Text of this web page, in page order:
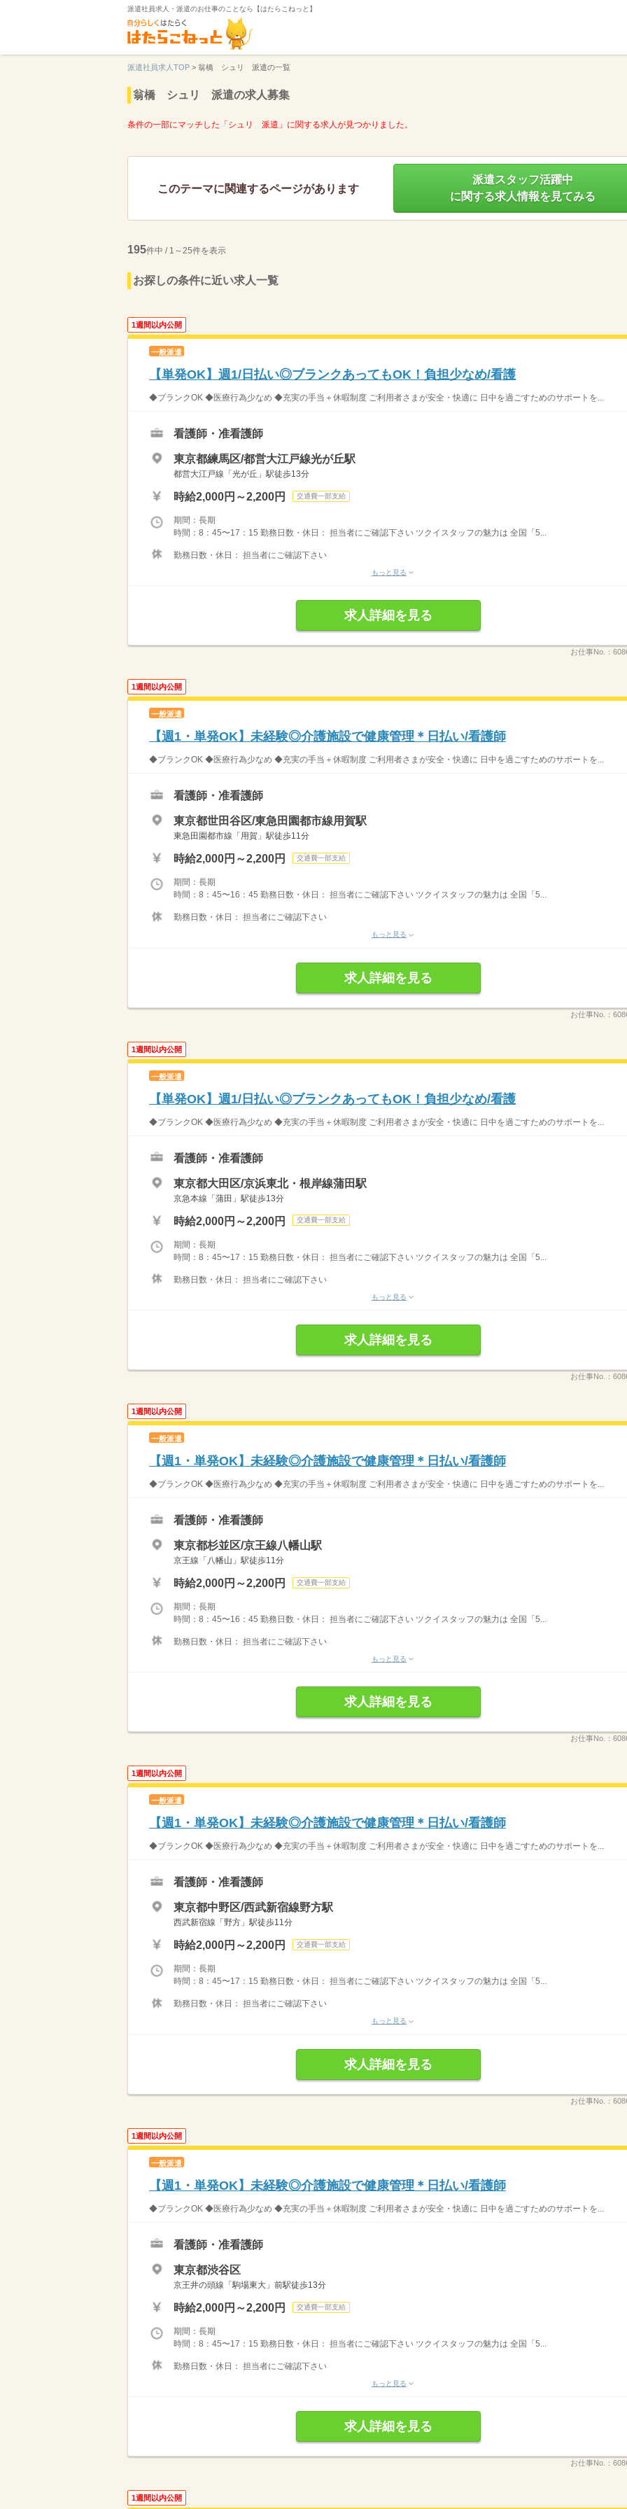
派遣社員求人・派遣のお仕事のことなら【はたらこねっと】
派遣社員求人TOP > 翁橋 シュリ 派遣の一覧
翁橋 シュリ 派遣の求人募集
条件の一部にマッチした「シュリ 派遣」に関する求人が見つかりました。
このテーマに関連するページがあります
派遣スタッフ活躍中
に関する求人情報を見てみる
195件中 / 1～25件を表示
お探しの条件に近い求人一覧
1週間以内公開
一般派遣
【単発OK】週1/日払い◎ブランクあってもOK！負担少なめ/看護
◆ブランクOK ◆医療行為少なめ ◆充実の手当＋休暇制度 ご利用者さまが安全・快適に 日中を過ごすためのサポートを...
看護師・准看護師
東京都練馬区/都営大江戸線光が丘駅
都営大江戸線「光が丘」駅徒歩13分
時給2,000円～2,200円 交通費一部支給
期間：長期
時間：8：45〜17：15 勤務日数・休日： 担当者にご確認下さい ツクイスタッフの魅力は 全国「5...
勤務日数・休日： 担当者にご確認下さい
もっと見る
求人詳細を見る
お仕事No.：
1週間以内公開
一般派遣
【週1・単発OK】未経験◎介護施設で健康管理＊日払い/看護師
◆ブランクOK ◆医療行為少なめ ◆充実の手当＋休暇制度 ご利用者さまが安全・快適に 日中を過ごすためのサポートを...
看護師・准看護師
東京都世田谷区/東急田園都市線用賀駅
東急田園都市線「用賀」駅徒歩11分
時給2,000円～2,200円 交通費一部支給
期間：長期
時間：8：45〜16：45 勤務日数・休日： 担当者にご確認下さい ツクイスタッフの魅力は 全国「5...
勤務日数・休日： 担当者にご確認下さい
もっと見る
求人詳細を見る
お仕事No.：
1週間以内公開
一般派遣
【単発OK】週1/日払い◎ブランクあってもOK！負担少なめ/看護
◆ブランクOK ◆医療行為少なめ ◆充実の手当＋休暇制度 ご利用者さまが安全・快適に 日中を過ごすためのサポートを...
看護師・准看護師
東京都大田区/京浜東北・根岸線蒲田駅
京急本線「蒲田」駅徒歩13分
時給2,000円～2,200円 交通費一部支給
期間：長期
時間：8：45〜17：15 勤務日数・休日： 担当者にご確認下さい ツクイスタッフの魅力は 全国「5...
勤務日数・休日： 担当者にご確認下さい
もっと見る
求人詳細を見る
お仕事No.：
1週間以内公開
一般派遣
【週1・単発OK】未経験◎介護施設で健康管理＊日払い/看護師
◆ブランクOK ◆医療行為少なめ ◆充実の手当＋休暇制度 ご利用者さまが安全・快適に 日中を過ごすためのサポートを...
看護師・准看護師
東京都杉並区/京王線八幡山駅
京王線「八幡山」駅徒歩11分
時給2,000円～2,200円 交通費一部支給
期間：長期
時間：8：45〜16：45 勤務日数・休日： 担当者にご確認下さい ツクイスタッフの魅力は 全国「5...
勤務日数・休日： 担当者にご確認下さい
もっと見る
求人詳細を見る
お仕事No.：
1週間以内公開
一般派遣
【週1・単発OK】未経験◎介護施設で健康管理＊日払い/看護師
◆ブランクOK ◆医療行為少なめ ◆充実の手当＋休暇制度 ご利用者さまが安全・快適に 日中を過ごすためのサポートを...
看護師・准看護師
東京都中野区/西武新宿線野方駅
西武新宿線「野方」駅徒歩11分
時給2,000円～2,200円 交通費一部支給
期間：長期
時間：8：45〜17：15 勤務日数・休日： 担当者にご確認下さい ツクイスタッフの魅力は 全国「5...
勤務日数・休日： 担当者にご確認下さい
もっと見る
求人詳細を見る
お仕事No.：
1週間以内公開
一般派遣
【週1・単発OK】未経験◎介護施設で健康管理＊日払い/看護師
◆ブランクOK ◆医療行為少なめ ◆充実の手当＋休暇制度 ご利用者さまが安全・快適に 日中を過ごすためのサポートを...
看護師・准看護師
東京都渋谷区
京王井の頭線「駒場東大」前駅徒歩13分
時給2,000円～2,200円 交通費一部支給
期間：長期
時間：8：45〜17：15 勤務日数・休日： 担当者にご確認下さい ツクイスタッフの魅力は 全国「5...
勤務日数・休日： 担当者にご確認下さい
もっと見る
求人詳細を見る
お仕事No.：
1週間以内公開